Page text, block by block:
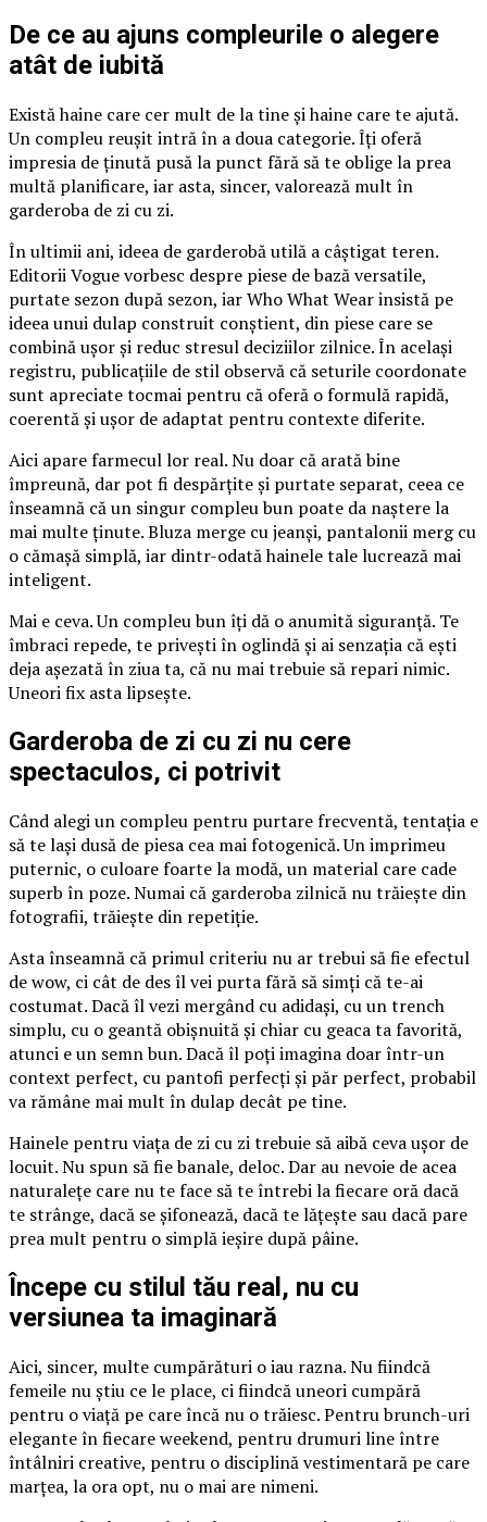
De ce au ajuns compleurile o alegere
atât de iubită
Există haine care cer mult de la tine și haine care te ajută.
Un compleu reușit intră în a doua categorie. Îți oferă
impresia de ținută pusă la punct fără să te oblige la prea
multă planificare, iar asta, sincer, valorează mult în
garderoba de zi cu zi.
În ultimii ani, ideea de garderobă utilă a câștigat teren.
Editorii Vogue vorbesc despre piese de bază versatile,
purtate sezon după sezon, iar Who What Wear insistă pe
ideea unui dulap construit conștient, din piese care se
combină ușor și reduc stresul deciziilor zilnice. În același
registru, publicațiile de stil observă că seturile coordonate
sunt apreciate tocmai pentru că oferă o formulă rapidă,
coerentă și ușor de adaptat pentru contexte diferite.
Aici apare farmecul lor real. Nu doar că arată bine
împreună, dar pot fi despărțite și purtate separat, ceea ce
înseamnă că un singur compleu bun poate da naștere la
mai multe ținute. Bluza merge cu jeanși, pantalonii merg cu
o cămașă simplă, iar dintr-odată hainele tale lucrează mai
inteligent.
Mai e ceva. Un compleu bun îți dă o anumită siguranță. Te
îmbraci repede, te privești în oglindă și ai senzația că ești
deja așezată în ziua ta, că nu mai trebuie să repari nimic.
Uneori fix asta lipsește.
Garderoba de zi cu zi nu cere
spectaculos, ci potrivit
Când alegi un compleu pentru purtare frecventă, tentația e
să te lași dusă de piesa cea mai fotogenică. Un imprimeu
puternic, o culoare foarte la modă, un material care cade
superb în poze. Numai că garderoba zilnică nu trăiește din
fotografii, trăiește din repetiție.
Asta înseamnă că primul criteriu nu ar trebui să fie efectul
de wow, ci cât de des îl vei purta fără să simți că te-ai
costumat. Dacă îl vezi mergând cu adidași, cu un trench
simplu, cu o geantă obișnuită și chiar cu geaca ta favorită,
atunci e un semn bun. Dacă îl poți imagina doar într-un
context perfect, cu pantofi perfecți și păr perfect, probabil
va rămâne mai mult în dulap decât pe tine.
Hainele pentru viața de zi cu zi trebuie să aibă ceva ușor de
locuit. Nu spun să fie banale, deloc. Dar au nevoie de acea
naturalețe care nu te face să te întrebi la fiecare oră dacă
te strânge, dacă se șifonează, dacă te lățește sau dacă pare
prea mult pentru o simplă ieșire după pâine.
Începe cu stilul tău real, nu cu
versiunea ta imaginară
Aici, sincer, multe cumpărături o iau razna. Nu fiindcă
femeile nu știu ce le place, ci fiindcă uneori cumpără
pentru o viață pe care încă nu o trăiesc. Pentru brunch-uri
elegante în fiecare weekend, pentru drumuri line între
întâlniri creative, pentru o disciplină vestimentară pe care
marțea, la ora opt, nu o mai are nimeni.